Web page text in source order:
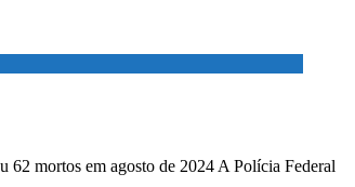
62 mortos em agosto de 2024 A Polícia Federal